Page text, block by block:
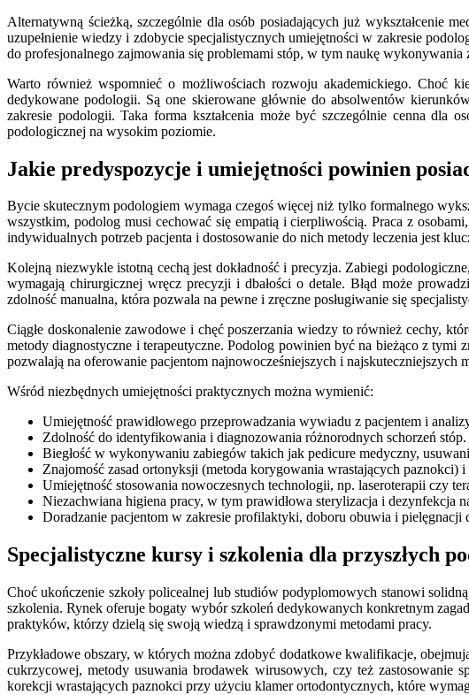
Alternatywną ścieżką, szczególnie dla osób posiadających już wykształcenie
uzupełnienie wiedzy i zdobycie specjalistycznych umiejętności w zakresie
do profesjonalnego zajmowania się problemami stóp, w tym naukę
Warto również wspomnieć o możliwościach rozwoju akademickiego. Choć
dedykowane podologii. Są one skierowane głównie do absolwentów
zakresie podologii. Taka forma kształcenia może być szczególnie cenna dla
podologicznej na wysokim poziomie.
Jakie predyspozycje i umiejętności powinien
Bycie skutecznym podologiem wymaga czegoś więcej niż tylko formalnego
wszystkim, podolog musi cechować się empatią i cierpliwością. Praca z
indywidualnych potrzeb pacjenta i dostosowanie do nich metody leczenia jest
Kolejną niezwykle istotną cechą jest dokładność i precyzja. Zabiegi
wymagają chirurgicznej wręcz precyzji i dbałości o detale. Błąd może
zdolność manualna, która pozwala na pewne i zręczne posługiwanie się
Ciągłe doskonalenie zawodowe i chęć poszerzania wiedzy to również cechy,
metody diagnostyczne i terapeutyczne. Podolog powinien być na bieżąco z
pozwalają na oferowanie pacjentom najnowocześniejszych i najskuteczniejszych
Wśród niezbędnych umiejętności praktycznych można wymienić:
Umiejętność prawidłowego przeprowadzania wywiadu z pacjentem i
Zdolność do identyfikowania i diagnozowania różnorodnych schorzeń stóp.
Biegłość w wykonywaniu zabiegów takich jak pedicure medyczny,
Znajomość zasad ortonyksji (metoda korygowania wrastających paznokci) i
Umiejętność stosowania nowoczesnych technologii, np. laseroterapii czy
Niezachwiana higiena pracy, w tym prawidłowa sterylizacja i dezynfekcja
Doradzanie pacjentom w zakresie profilaktyki, doboru obuwia i pielęgnacji
Specjalistyczne kursy i szkolenia dla przyszłych
Choć ukończenie szkoły policealnej lub studiów podyplomowych stanowi
szkolenia. Rynek oferuje bogaty wybór szkoleń dedykowanych konkretnym
praktyków, którzy dzielą się swoją wiedzą i sprawdzonymi metodami pracy.
Przykładowe obszary, w których można zdobyć dodatkowe kwalifikacje,
cukrzycowej, metody usuwania brodawek wirusowych, czy też zastosowanie
korekcji wrastających paznokci przy użyciu klamer ortodontycznych, które